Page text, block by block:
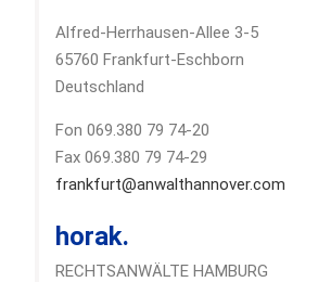
Alfred-Herrhausen-Allee 3-5
65760 Frankfurt-Eschborn
Deutschland
Fon 069.380 79 74-20
Fax 069.380 79 74-29
frankfurt@anwalthannover.com
horak.
RECHTSANWÄLTE HAMBURG